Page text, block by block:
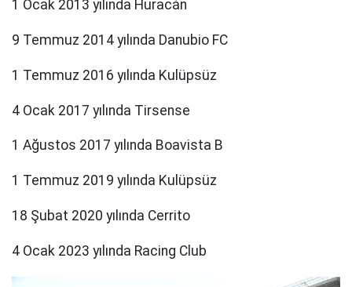
1 Ocak 2013 yılında Huracán
9 Temmuz 2014 yılında Danubio FC
1 Temmuz 2016 yılında Kulüpsüz
4 Ocak 2017 yılında Tirsense
1 Ağustos 2017 yılında Boavista B
1 Temmuz 2019 yılında Kulüpsüz
18 Şubat 2020 yılında Cerrito
4 Ocak 2023 yılında Racing Club